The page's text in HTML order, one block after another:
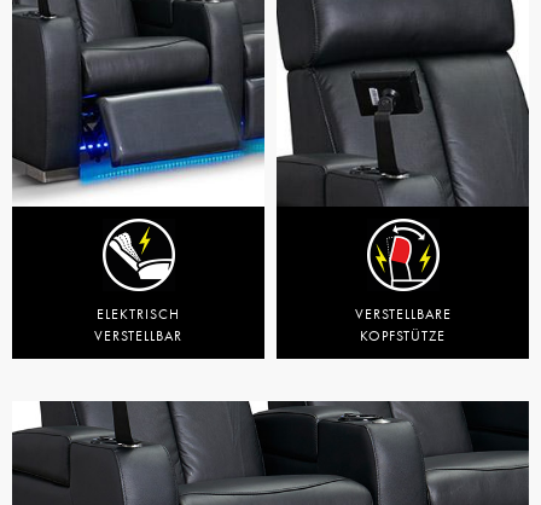
ELEKTRISCH
VERSTELLBAR
VERSTELLBARE
KOPFSTÜTZE